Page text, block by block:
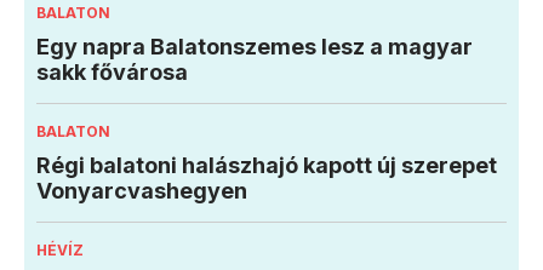
BALATON
Egy napra Balatonszemes lesz a magyar
sakk fővárosa
BALATON
Régi balatoni halászhajó kapott új szerepet
Vonyarcvashegyen
HÉVÍZ